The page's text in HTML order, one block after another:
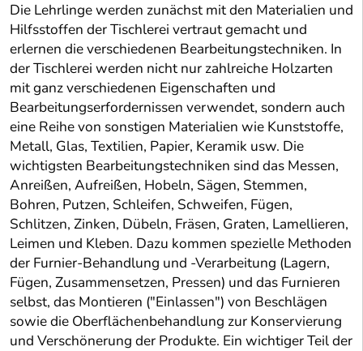
Die Lehrlinge werden zunächst mit den Materialien und
Hilfsstoffen der Tischlerei vertraut gemacht und
erlernen die verschiedenen Bearbeitungstechniken. In
der Tischlerei werden nicht nur zahlreiche Holzarten
mit ganz verschiedenen Eigenschaften und
Bearbeitungserfordernissen verwendet, sondern auch
eine Reihe von sonstigen Materialien wie Kunststoffe,
Metall, Glas, Textilien, Papier, Keramik usw. Die
wichtigsten Bearbeitungstechniken sind das Messen,
Anreißen, Aufreißen, Hobeln, Sägen, Stemmen,
Bohren, Putzen, Schleifen, Schweifen, Fügen,
Schlitzen, Zinken, Dübeln, Fräsen, Graten, Lamellieren,
Leimen und Kleben. Dazu kommen spezielle Methoden
der Furnier-Behandlung und -Verarbeitung (Lagern,
Fügen, Zusammensetzen, Pressen) und das Furnieren
selbst, das Montieren ("Einlassen") von Beschlägen
sowie die Oberflächenbehandlung zur Konservierung
und Verschönerung der Produkte. Ein wichtiger Teil der